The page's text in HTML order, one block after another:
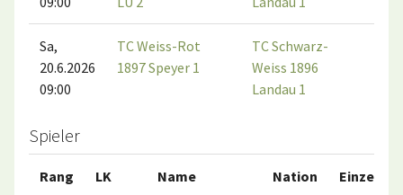
Sa,
20.6.2026
09:00
TC Weiss-Rot
1897 Speyer 1
TC Schwarz-
Weiss 1896
Landau 1
Spieler
Rang LK Name Nation Einzel